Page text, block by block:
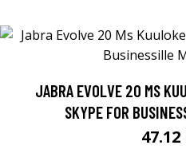
JABRA EVOLVE 20 MS
SKYPE FOR
47.12